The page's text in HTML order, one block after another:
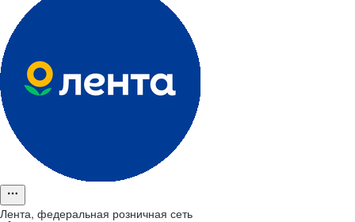
Лента, федеральная розничная сеть